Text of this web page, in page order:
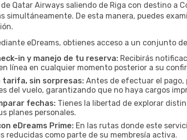
Qatar Airways saliendo de Riga con destino a
simultáneamente. De esta manera, puedes
eDreams, obtienes acceso a un conjunto
in y manejo de tu reserva: Recibirás
línea en cualquier momento posterior a su
tarifa, sin sorpresas: Antes de efectuar el pago,
del vuelo, garantizando que no haya cargos
fechas: Tienes la libertad de explorar
planes personales.
eDreams Prime: En las rutas donde este
reducidas como parte de su membresía activa.